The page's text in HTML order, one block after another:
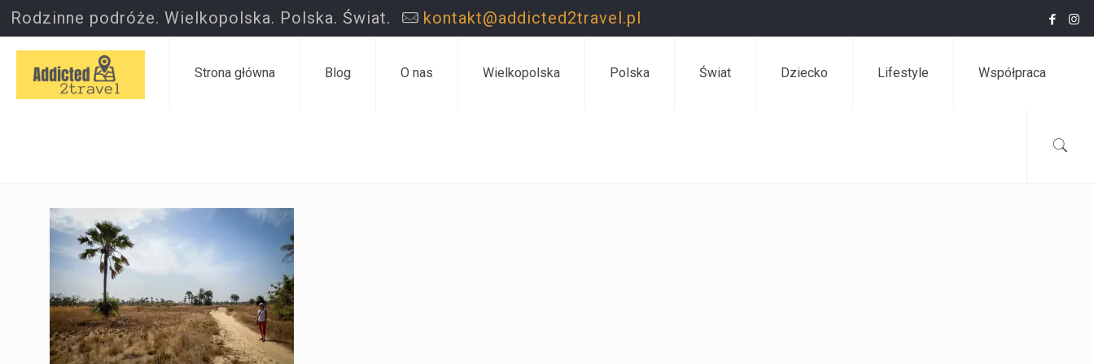
Rodzinne podróże. Wielkopolska. Polska. Świat. kontakt@addicted2travel.pl
Strona główna Blog O nas Wielkopolska Polska Świat Dziecko Lifestyle Współpraca